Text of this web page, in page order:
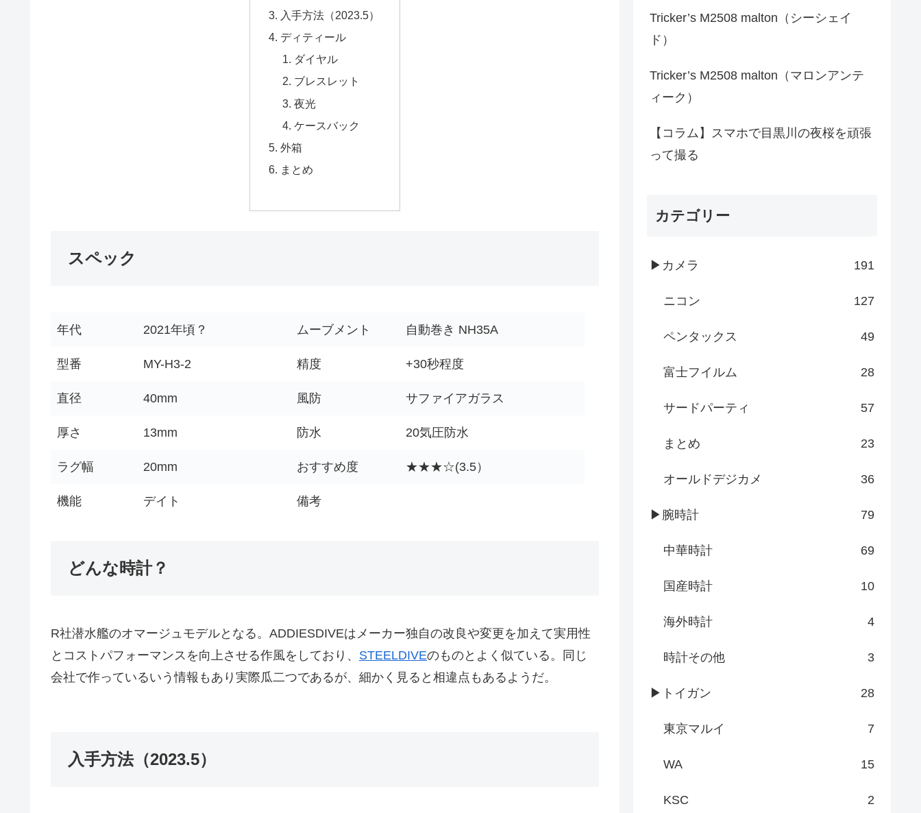
入手方法（2023.5）
ディティール
ダイヤル
ブレスレット
夜光
ケースバック
外箱
まとめ
スペック
年代 2021年頃？ ムーブメント 自動巻き NH35A
型番 MY-H3-2 精度 +30秒程度
直径 40mm 風防 サファイアガラス
厚さ 13mm 防水 20気圧防水
ラグ幅 20mm おすすめ度 ★★★☆(3.5）
機能 デイト 備考
どんな時計？
R社潜水艦のオマージュモデルとなる。ADDIESDIVEはメーカー独自の改良や変更を加えて実用性
とコストパフォーマンスを向上させる作風をしており、 STEELDIVEのものとよく似ている。同じ
会社で作っているいう情報もあり実際瓜二つであるが、細かく見ると相違点もあるようだ。
入手方法（2023.5）
Tricker’s M2508 malton（シーシェイ
ド）
Tricker’s M2508 malton（マロンアンテ
ィーク）
【コラム】スマホで目黒川の夜桜を頑張
って撮る
カテゴリー
▶カメラ 191
ニコン 127
ペンタックス 49
富士フイルム 28
サードパーティ 57
まとめ 23
オールドデジカメ 36
▶腕時計 79
中華時計 69
国産時計 10
海外時計 4
時計その他 3
▶トイガン 28
東京マルイ 7
WA 15
KSC 2